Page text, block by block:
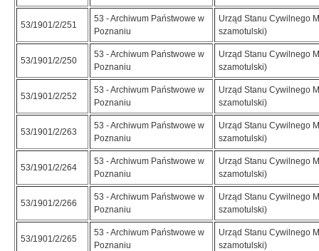
53/1901/2/251
53 - Archiwum Państwowe w
Poznaniu
Urząd Stanu Cywilnego
szamotulski)
53/1901/2/250
53 - Archiwum Państwowe w
Poznaniu
Urząd Stanu Cywilnego
szamotulski)
53/1901/2/252
53 - Archiwum Państwowe w
Poznaniu
Urząd Stanu Cywilnego
szamotulski)
53/1901/2/263
53 - Archiwum Państwowe w
Poznaniu
Urząd Stanu Cywilnego
szamotulski)
53/1901/2/264
53 - Archiwum Państwowe w
Poznaniu
Urząd Stanu Cywilnego
szamotulski)
53/1901/2/266
53 - Archiwum Państwowe w
Poznaniu
Urząd Stanu Cywilnego
szamotulski)
53/1901/2/265
53 - Archiwum Państwowe w
Poznaniu
Urząd Stanu Cywilnego
szamotulski)